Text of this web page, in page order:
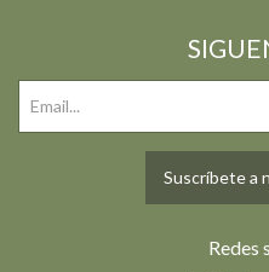
Suscríbete a
Redes